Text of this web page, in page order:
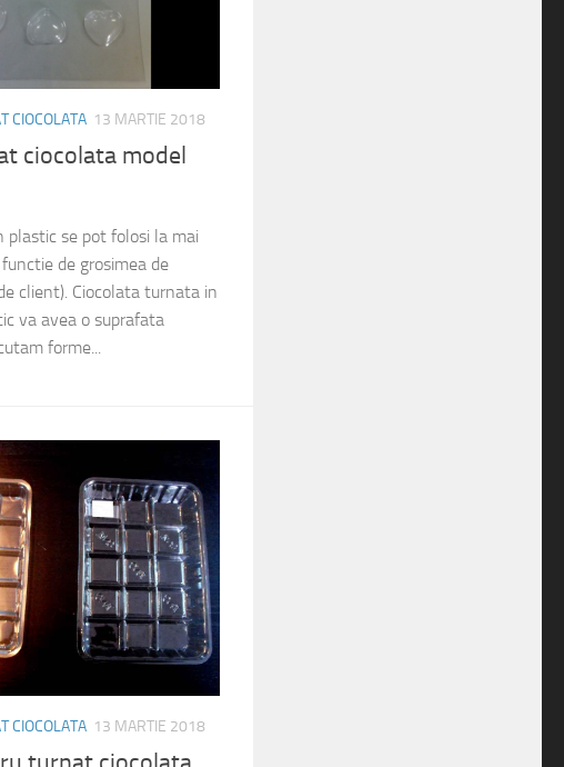
CIOCOLATA 13 MARTIE 2018
ciocolata model
plastic se pot folosi la mai
de grosimea de
client). Ciocolata turnata in
va avea o suprafata
forme...
CIOCOLATA 13 MARTIE 2018